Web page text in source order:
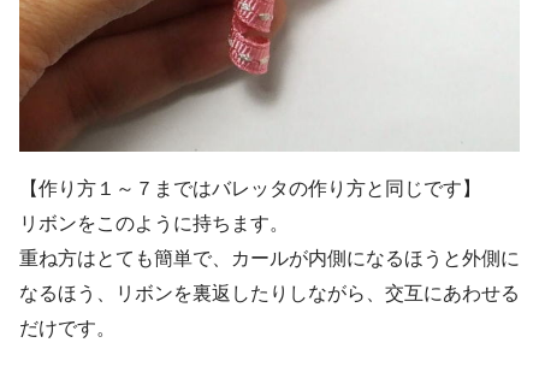
【作り方１～７まではバレッタの作り方と同じです】
リボンをこのように持ちます。
重ね方はとても簡単で、カールが内側になるほうと外側に
なるほう、リボンを裏返したりしながら、交互にあわせる
だけです。